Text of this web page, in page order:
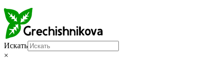
Искать
×